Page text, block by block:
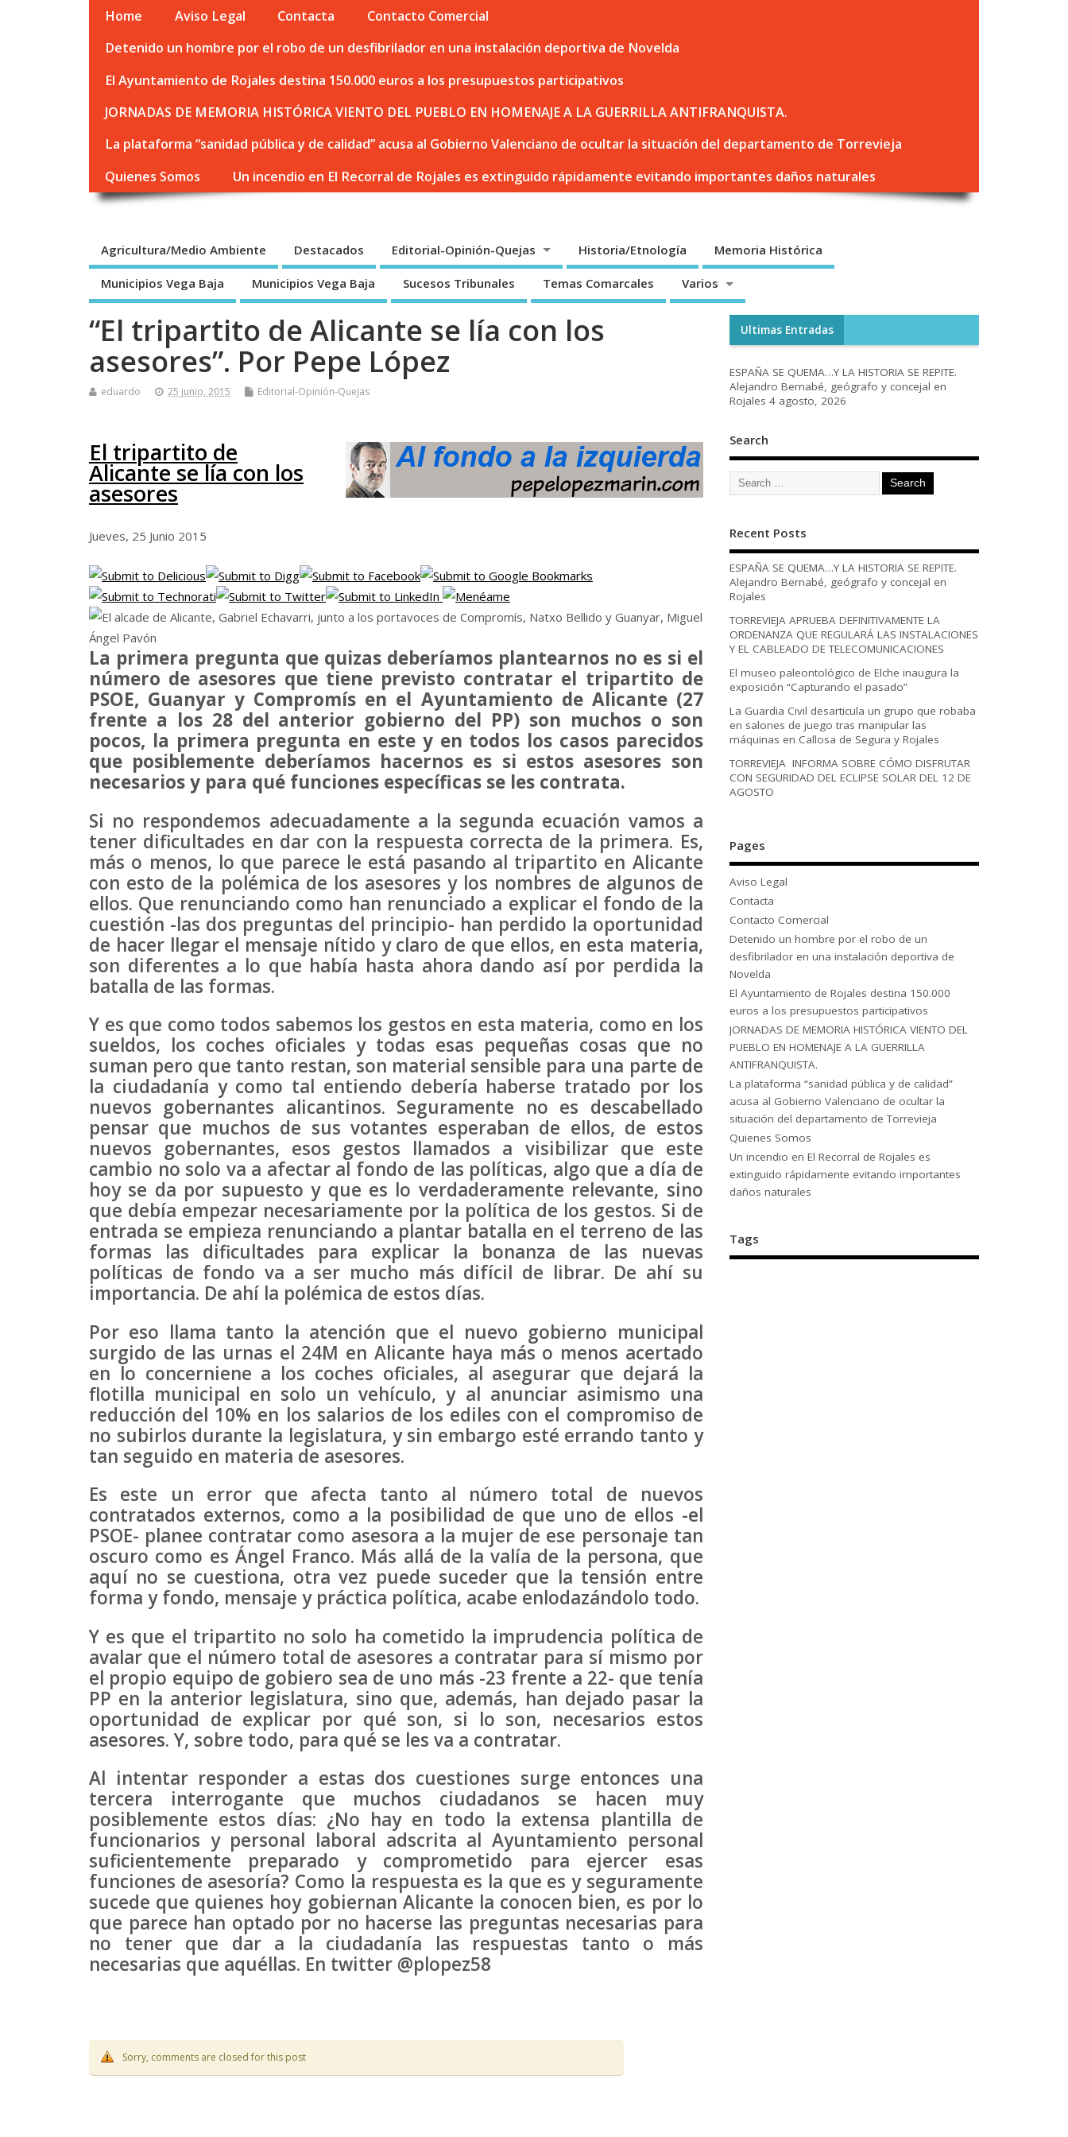
Home Aviso Legal Contacta
Contacto Comercial
Detenido un hombre por el robo de un desfibrilador en una instalación deportiva de Novelda
El Ayuntamiento de Rojales destina 150.000 euros a los presupuestos participativos
JORNADAS DE MEMORIA HISTÓRICA VIENTO DEL PUEBLO EN HOMENAJE A LA GUERRILLA ANTIFRANQUISTA.
La plataforma “sanidad pública y de calidad” acusa al Gobierno Valenciano de ocultar la situación del departamento de Torrevieja
Quienes Somos
Un incendio en El Recorral de Rojales es extinguido rápidamente evitando importantes daños naturales
Agricultura/Medio Ambiente Destacados Editorial-Opinión-Quejas Historia/Etnología Memoria Histórica
Municipios Vega Baja Municipios Vega Baja Sucesos Tribunales Temas Comarcales Varios
“El tripartito de Alicante se lía con los
asesores”. Por Pepe López
eduardo 25 junio, 2015 Editorial-Opinión-Quejas
El tripartito de
Alicante se lía con los
asesores
Jueves, 25 Junio 2015
La primera pregunta que quizas deberíamos plantearnos no es si el
número de asesores que tiene previsto contratar el tripartito de
PSOE, Guanyar y Compromís en el Ayuntamiento de Alicante (27
frente a los 28 del anterior gobierno del PP) son muchos o son
pocos, la primera pregunta en este y en todos los casos parecidos
que posiblemente deberíamos hacernos es si estos asesores son
necesarios y para qué funciones específicas se les contrata.
Si no respondemos adecuadamente a la segunda ecuación vamos a
tener dificultades en dar con la respuesta correcta de la primera. Es,
más o menos, lo que parece le está pasando al tripartito en Alicante
con esto de la polémica de los asesores y los nombres de algunos de
ellos. Que renunciando como han renunciado a explicar el fondo de la
cuestión -las dos preguntas del principio- han perdido la oportunidad
de hacer llegar el mensaje nítido y claro de que ellos, en esta materia,
son diferentes a lo que había hasta ahora dando así por perdida la
batalla de las formas.
Y es que como todos sabemos los gestos en esta materia, como en los
sueldos, los coches oficiales y todas esas pequeñas cosas que no
suman pero que tanto restan, son material sensible para una parte de
la ciudadanía y como tal entiendo debería haberse tratado por los
nuevos gobernantes alicantinos. Seguramente no es descabellado
pensar que muchos de sus votantes esperaban de ellos, de estos
nuevos gobernantes, esos gestos llamados a visibilizar que este
cambio no solo va a afectar al fondo de las políticas, algo que a día de
hoy se da por supuesto y que es lo verdaderamente relevante, sino
que debía empezar necesariamente por la política de los gestos. Si de
entrada se empieza renunciando a plantar batalla en el terreno de las
formas las dificultades para explicar la bonanza de las nuevas
políticas de fondo va a ser mucho más difícil de librar. De ahí su
importancia. De ahí la polémica de estos días.
Por eso llama tanto la atención que el nuevo gobierno municipal
surgido de las urnas el 24M en Alicante haya más o menos acertado
en lo concerniene a los coches oficiales, al asegurar que dejará la
flotilla municipal en solo un vehículo, y al anunciar asimismo una
reducción del 10% en los salarios de los ediles con el compromiso de
no subirlos durante la legislatura, y sin embargo esté errando tanto y
tan seguido en materia de asesores.
Es este un error que afecta tanto al número total de nuevos
contratados externos, como a la posibilidad de que uno de ellos -el
PSOE- planee contratar como asesora a la mujer de ese personaje tan
oscuro como es Ángel Franco. Más allá de la valía de la persona, que
aquí no se cuestiona, otra vez puede suceder que la tensión entre
forma y fondo, mensaje y práctica política, acabe enlodazándolo todo.
Y es que el tripartito no solo ha cometido la imprudencia política de
avalar que el número total de asesores a contratar para sí mismo por
el propio equipo de gobiero sea de uno más -23 frente a 22- que tenía
PP en la anterior legislatura, sino que, además, han dejado pasar la
oportunidad de explicar por qué son, si lo son, necesarios estos
asesores. Y, sobre todo, para qué se les va a contratar.
Al intentar responder a estas dos cuestiones surge entonces una
tercera interrogante que muchos ciudadanos se hacen muy
posiblemente estos días: ¿No hay en todo la extensa plantilla de
funcionarios y personal laboral adscrita al Ayuntamiento personal
suficientemente preparado y comprometido para ejercer esas
funciones de asesoría? Como la respuesta es la que es y seguramente
sucede que quienes hoy gobiernan Alicante la conocen bien, es por lo
que parece han optado por no hacerse las preguntas necesarias para
no tener que dar a la ciudadanía las respuestas tanto o más
necesarias que aquéllas. En twitter @plopez58
Sorry, comments are closed for this post
Ultimas Entradas
ESPAÑA SE QUEMA…Y LA HISTORIA SE REPITE.
Alejandro Bernabé, geógrafo y concejal en
Rojales 4 agosto, 2026
Search
Recent Posts
ESPAÑA SE QUEMA…Y LA HISTORIA SE REPITE.
Alejandro Bernabé, geógrafo y concejal en
Rojales
TORREVIEJA APRUEBA DEFINITIVAMENTE LA
ORDENANZA QUE REGULARÁ LAS INSTALACIONES
Y EL CABLEADO DE TELECOMUNICACIONES
El museo paleontológico de Elche inaugura la
exposición “Capturando el pasado”
La Guardia Civil desarticula un grupo que robaba
en salones de juego tras manipular las
máquinas en Callosa de Segura y Rojales
TORREVIEJA INFORMA SOBRE CÓMO DISFRUTAR
CON SEGURIDAD DEL ECLIPSE SOLAR DEL 12 DE
AGOSTO
Pages
Aviso Legal
Contacta
Contacto Comercial
Detenido un hombre por el robo de un
desfibrilador en una instalación deportiva de
Novelda
El Ayuntamiento de Rojales destina 150.000
euros a los presupuestos participativos
JORNADAS DE MEMORIA HISTÓRICA VIENTO DEL
PUEBLO EN HOMENAJE A LA GUERRILLA
ANTIFRANQUISTA.
La plataforma “sanidad pública y de calidad”
acusa al Gobierno Valenciano de ocultar la
situación del departamento de Torrevieja
Quienes Somos
Un incendio en El Recorral de Rojales es
extinguido rápidamente evitando importantes
daños naturales
Tags